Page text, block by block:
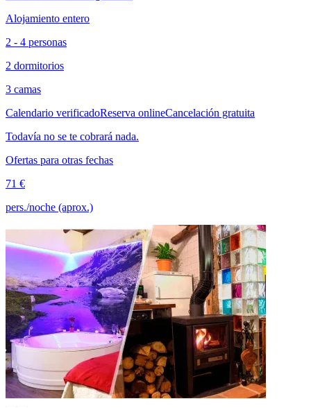
Alojamiento entero
2 - 4 personas
2 dormitorios
3 camas
Calendario verificadoReserva onlineCancelación gratuita
Todavía no se te cobrará nada.
Ofertas para otras fechas
71 €
pers./noche (aprox.)